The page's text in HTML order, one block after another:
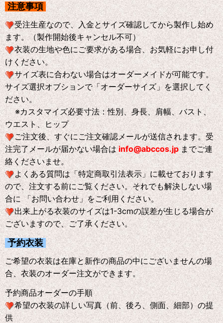
注意事項
受注生産なので、入金とサイズ確認してから製作し始め
ます。（製作開始後キャンセル不可）
衣装の生地や色にご要求がある場合、お気軽にお申し付
けください。
サイズ表に合わない場合はオーダーメイドが可能です。
サイズ選択オブションで「オーダーサイズ」を選択してく
ださい。
※カスタマイズ必要寸法：性別、身長、肩幅、バスト、
ウエスト、ヒップ
ご注文後、すぐにご注文確認メールが送信されます。受
注完了メールが届かない場合はinfo@abccos.jp までご連
絡くださいませ。
よくある質問は「特定商取引法表示」に載せております
ので、注文する前にご覧ください。それでも解決しない場
合に 「お問い合わせ」をご利用ください。
出来上がる衣装のサイズは1-3cmの誤差が生じる場合が
ございますので、ご了承ください。
予約衣装
ご希望の衣装は在庫と新作の商品の中にございませんの場
合、衣装のオーダー注文ができます。
予約商品オーダーの手順
希望の衣装の詳しい写真（前、後ろ、側面、細部）の提
供